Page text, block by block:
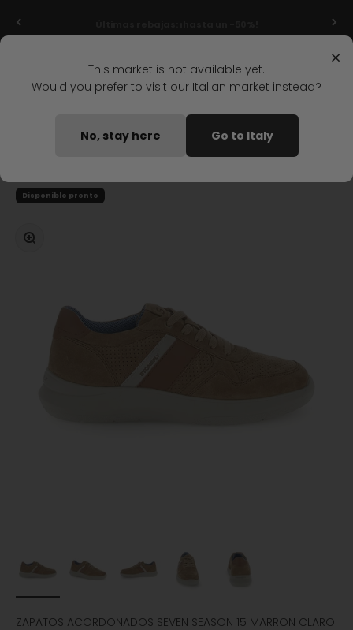
Stonefly Shop Iniciar
ZAPATOS ACORDONADOS SEVEN SEASON 15 MARRON
Disponible pronto
Zoom
ZAPATOS ACORDONADOS SEVEN SEASON 15 MARRON CLARO
×
This market is not available yet.
Would you prefer to visit our Italian market instead?
No, stay here Go to Italy